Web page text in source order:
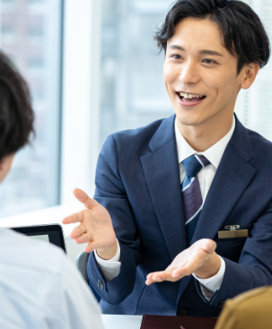
「中央自動車工業 人権方針」の制定に関する
2025年11月25日 お知らせ
東京オートサロン2026出展のご案内 （
2026年07月10日 IR情報
譲渡制限付株式報酬としての自己株式の処分
（85KB）
2026年07月01日 IR情報
コーポレート・ガバナンスに関する報告書